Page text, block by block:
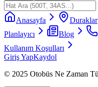
Anasayfa Duraklar
Planlayıcı
Blog
Kullanım Koşulları
Giriş YapKaydol
© 2025 Otobüs Ne Zaman